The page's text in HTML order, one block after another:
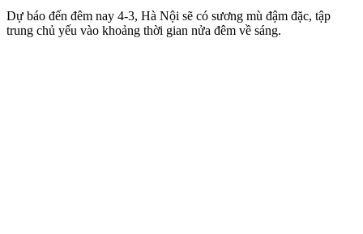
Dự báo đến đêm nay 4-3, Hà Nội sẽ có sương mù đậm đặc, tập
trung chủ yếu vào khoảng thời gian nửa đêm về sáng.